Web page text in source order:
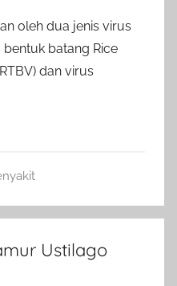
oleh dua jenis virus
batang Rice
dan virus
Ustilago